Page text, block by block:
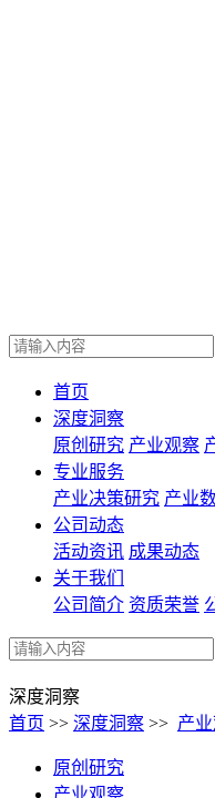
首页
深度洞察
原创研究 产业观察
专业服务
产业决策研究 产业
公司动态
活动资讯 成果动态
关于我们
公司简介 资质荣誉
深度洞察
首页 >> 深度洞察 >> 产
原创研究
产业观察